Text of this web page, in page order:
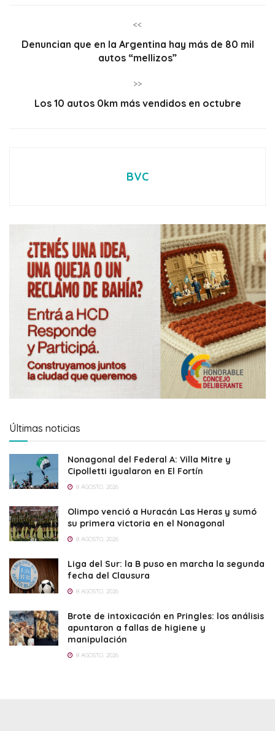
<<
Denuncian que en la Argentina hay más de 80 mil
autos “mellizos”
>>
Los 10 autos 0km más vendidos en octubre
BVC
Últimas noticias
Nonagonal del Federal A: Villa Mitre y
Cipolletti igualaron en El Fortín
8 AGOSTO, 2026
Olimpo venció a Huracán Las Heras y sumó
su primera victoria en el Nonagonal
8 AGOSTO, 2026
Liga del Sur: la B puso en marcha la segunda
fecha del Clausura
8 AGOSTO, 2026
Brote de intoxicación en Pringles: los análisis
apuntaron a fallas de higiene y
manipulación
8 AGOSTO, 2026